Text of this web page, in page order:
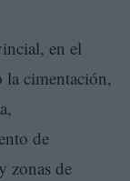
en el
cimentación,
de
zonas de